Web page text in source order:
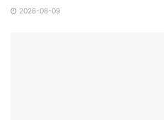
2026-08-09